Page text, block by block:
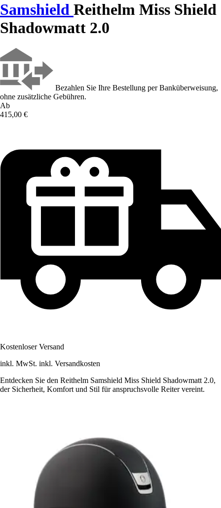
Samshield Reithelm Miss Shield
Shadowmatt 2.0
Bezahlen Sie Ihre Bestellung per Banküberweisung,
ohne zusätzliche Gebühren.
Ab
415,00 €
Kostenloser Versand
inkl. MwSt. inkl. Versandkosten
Entdecken Sie den Reithelm Samshield Miss Shield Shadowmatt 2.0,
der Sicherheit, Komfort und Stil für anspruchsvolle Reiter vereint.